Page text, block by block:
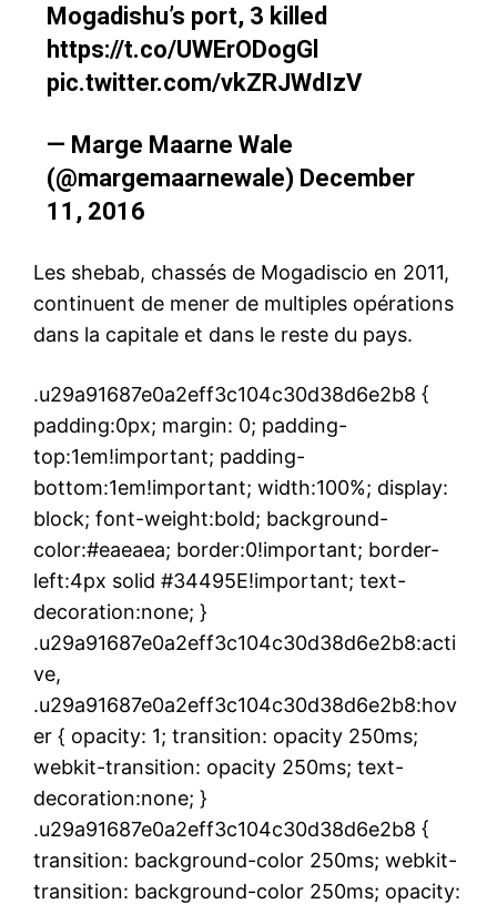
Mogadishu’s port, 3 killed
https://t.co/UWErODogGl
pic.twitter.com/vkZRJWdIzV
— Marge Maarne Wale
(@margemaarnewale) December
11, 2016
Les shebab, chassés de Mogadiscio en 2011,
continuent de mener de multiples opérations
dans la capitale et dans le reste du pays.
.u29a91687e0a2eff3c104c30d38d6e2b8 {
padding:0px; margin: 0; padding-
top:1em!important; padding-
bottom:1em!important; width:100%; display:
block; font-weight:bold; background-
color:#eaeaea; border:0!important; border-
left:4px solid #34495E!important; text-
decoration:none; }
.u29a91687e0a2eff3c104c30d38d6e2b8:acti
ve,
.u29a91687e0a2eff3c104c30d38d6e2b8:hov
er { opacity: 1; transition: opacity 250ms;
webkit-transition: opacity 250ms; text-
decoration:none; }
.u29a91687e0a2eff3c104c30d38d6e2b8 {
transition: background-color 250ms; webkit-
transition: background-color 250ms; opacity: